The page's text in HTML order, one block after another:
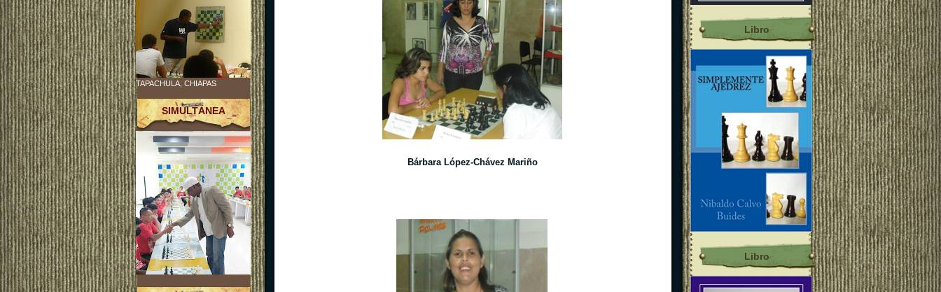
Bárbara López-Chávez Mariño
TAPACHULA, CHIAPAS
SIMULTÁNEA
Libro
Libro